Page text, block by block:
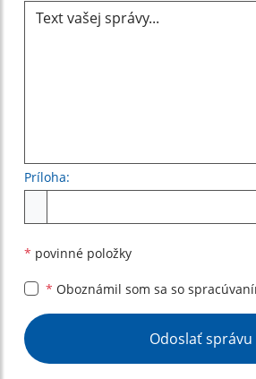
Príloha:
* povinné položky
* Oboznámil som sa so
Google reCaptcha Response
Odoslať správu